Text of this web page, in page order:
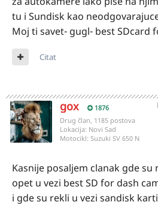
tu i Sundisk kao
Moj ti savet- gugl- best SDcard
Citat
gox 1876
Drug član, 1185 postova
Lokacija: Novi Sad
Motocikl: Suzuki SV 650 N
Kasnije posaljem clanak gde su
opet u vezi best SD for dash
i gde su rekli u vezi sandisk